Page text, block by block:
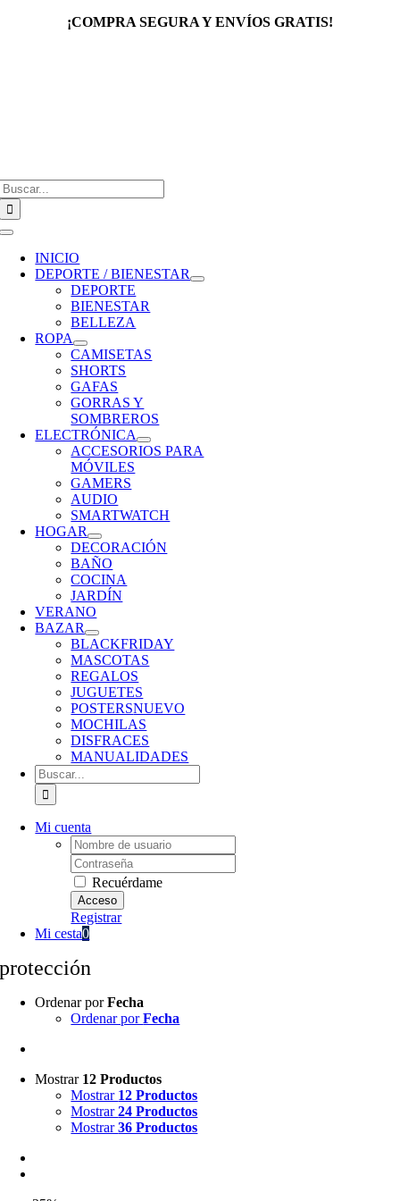
¡COMPRA SEGURA Y ENVÍOS GRATIS!
Toggle
Navigation
INICIO
DEPORTE / BIENESTAR
DEPORTE
BIENESTAR
BELLEZA
ROPA
CAMISETAS
SHORTS
GAFAS
GORRAS Y
SOMBREROS
ELECTRÓNICA
ACCESORIOS PARA
MÓVILES
GAMERS
AUDIO
SMARTWATCH
HOGAR
DECORACIÓN
BAÑO
COCINA
JARDÍN
VERANO
BAZAR
BLACKFRIDAY
MASCOTAS
REGALOS
JUGUETES
POSTERSNUEVO
MOCHILAS
DISFRACES
MANUALIDADES
Buscar:
Mi cuenta
Username:
Password:
Recuérdame
Registrar
Mi cesta0
protección
Ordenar porFecha
Ordenar porFecha
Mostrar 12 Productos
Mostrar 12 Productos
Mostrar24 Productos
Mostrar36 Productos